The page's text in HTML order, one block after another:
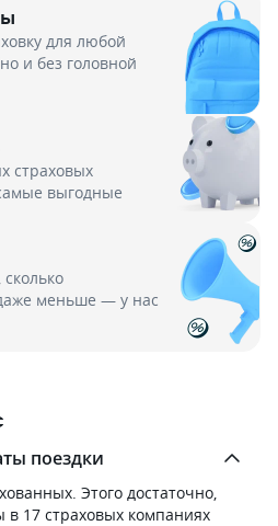
для любой
и без головной
страховых
выгодные
меньше — у нас
поездки
Этого достаточно,
в 17 страховых компаниях